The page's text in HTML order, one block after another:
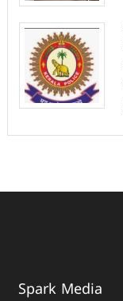
Spark Media